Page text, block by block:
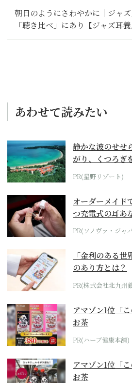
朝日のようにさわやかに｜ジャ
「聴き比べ」にあり【ジャズ耳
JAZZ100年】第３巻より
あわせて読みたい
静かな波のせせ
がり、くつろぎ
ホテル by...
PR(星野リゾート)
オーダーメイド
つ充電式の耳あ
PR(ソノヴァ・ジャ
「金利のある
のあり方とは？
PR(株式会社北九州
アマゾン1位「
お茶
PR(ハーブ健康本舗)
アマゾン1位「
お茶